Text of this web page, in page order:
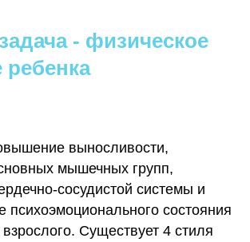
- физическое
ребенка
выносливости,
мышечных групп,
сосудистой системы и
психоэмоционального состояния
Существует 4 стиля